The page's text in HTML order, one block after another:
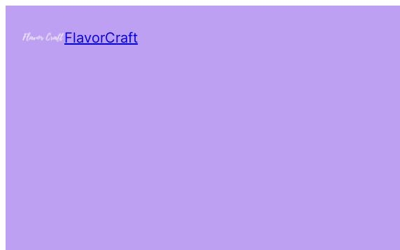
FlavorCraft